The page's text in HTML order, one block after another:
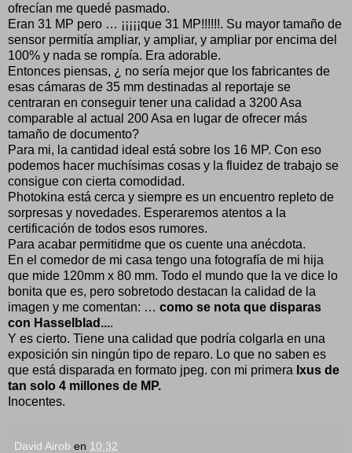
ofrecían me quedé pasmado.
Eran 31 MP pero … ¡¡¡¡¡que 31 MP!!!!!!. Su mayor tamaño de
sensor permitía ampliar, y ampliar, y ampliar por encima del
100% y nada se rompía. Era adorable.
Entonces piensas, ¿ no sería mejor que los fabricantes de
esas cámaras de 35 mm destinadas al reportaje se
centraran en conseguir tener una calidad a 3200 Asa
comparable al actual 200 Asa en lugar de ofrecer más
tamaño de documento?
Para mi, la cantidad ideal está sobre los 16 MP. Con eso
podemos hacer muchísimas cosas y la fluidez de trabajo se
consigue con cierta comodidad.
Photokina está cerca y siempre es un encuentro repleto de
sorpresas y novedades. Esperaremos atentos a la
certificación de todos esos rumores.
Para acabar permitidme que os cuente una anécdota.
En el comedor de mi casa tengo una fotografía de mi hija
que mide 120mm x 80 mm. Todo el mundo que la ve dice lo
bonita que es, pero sobretodo destacan la calidad de la
imagen y me comentan: … como se nota que disparas
con Hasselblad....
Y es cierto. Tiene una calidad que podría colgarla en una
exposición sin ningún tipo de reparo. Lo que no saben es
que está disparada en formato jpeg. con mi primera Ixus de
tan solo 4 millones de MP.
Inocentes.
David Airob en 10:32